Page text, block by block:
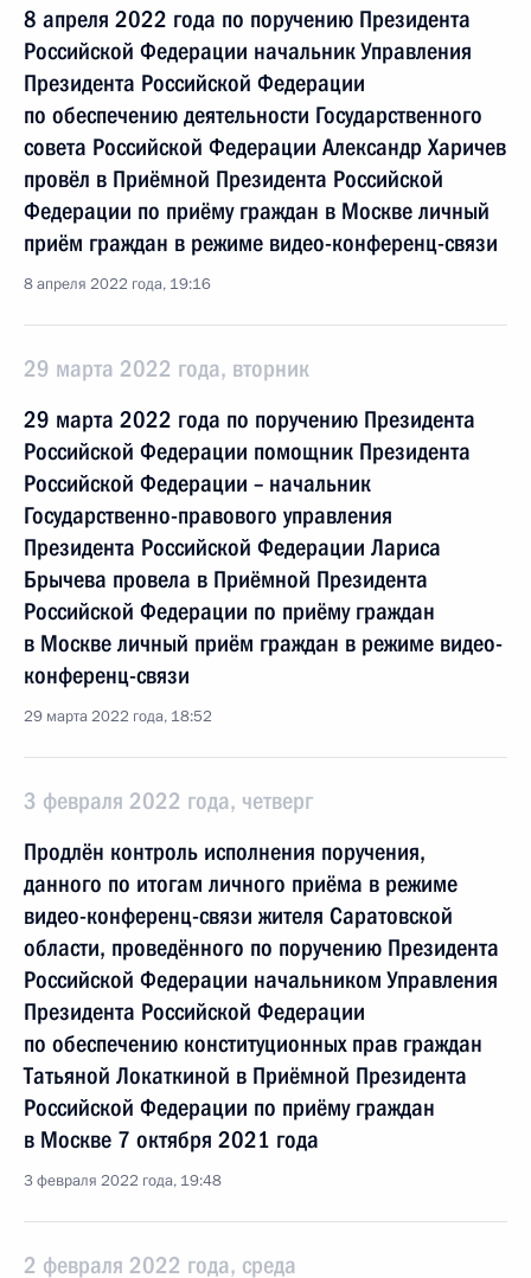
8 апреля 2022 года по поручению Президента
Российской Федерации начальник Управления
Президента Российской Федерации
по обеспечению деятельности Государственного
совета Российской Федерации Александр Харичев
провёл в Приёмной Президента Российской
Федерации по приёму граждан в Москве личный
приём граждан в режиме видео-конференц-связи
8 апреля 2022 года, 19:16
29 марта 2022 года, вторник
29 марта 2022 года по поручению Президента
Российской Федерации помощник Президента
Российской Федерации – начальник
Государственно-правового управления
Президента Российской Федерации Лариса
Брычева провела в Приёмной Президента
Российской Федерации по приёму граждан
в Москве личный приём граждан в режиме видео-
конференц-связи
29 марта 2022 года, 18:52
3 февраля 2022 года, четверг
Продлён контроль исполнения поручения,
данного по итогам личного приёма в режиме
видео-конференц-связи жителя Саратовской
области, проведённого по поручению Президента
Российской Федерации начальником Управления
Президента Российской Федерации
по обеспечению конституционных прав граждан
Татьяной Локаткиной в Приёмной Президента
Российской Федерации по приёму граждан
в Москве 7 октября 2021 года
3 февраля 2022 года, 19:48
2 февраля 2022 года, среда